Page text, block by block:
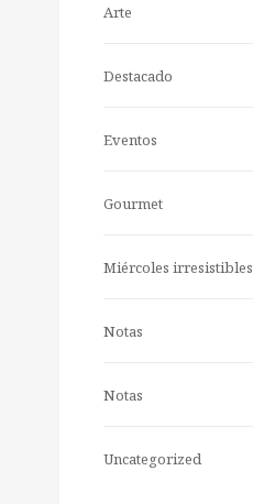
Arte
Destacado
Eventos
Gourmet
Miércoles irresistibles
Notas
Notas
Uncategorized